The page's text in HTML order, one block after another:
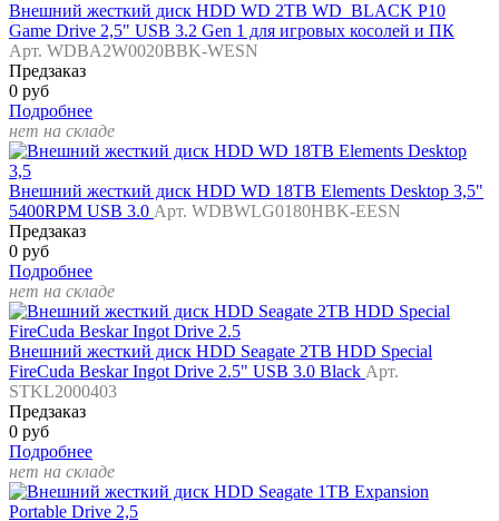
Внешний жесткий диск HDD WD 2TB WD_BLACK P10
Game Drive 2,5" USB 3.2 Gen 1 для игровых косолей и ПК
Арт. WDBA2W0020BBK-WESN
Предзаказ
0 руб
Подробнее
нет на складе
Внешний жесткий диск HDD WD 18TB Elements Desktop 3,5"
5400RPM USB 3.0 Арт. WDBWLG0180HBK-EESN
Предзаказ
0 руб
Подробнее
нет на складе
Внешний жесткий диск HDD Seagate 2TB HDD Special
FireCuda Beskar Ingot Drive 2.5" USB 3.0 Black Арт.
STKL2000403
Предзаказ
0 руб
Подробнее
нет на складе